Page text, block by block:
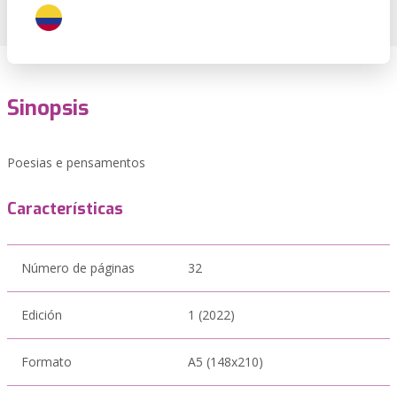
Sinopsis
Poesias e pensamentos
Características
Número de páginas 32
Edición 1 (2022)
Formato A5 (148x210)